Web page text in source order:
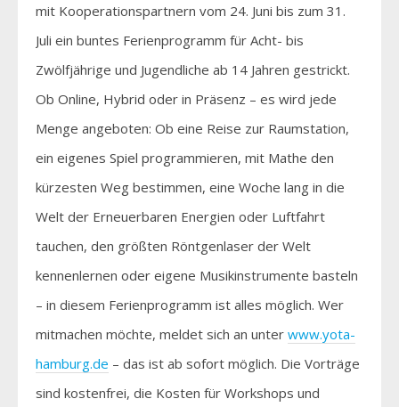
mit Kooperationspartnern vom 24. Juni bis zum 31.
Juli ein buntes Ferienprogramm für Acht- bis
Zwölfjährige und Jugendliche ab 14 Jahren gestrickt.
Ob Online, Hybrid oder in Präsenz – es wird jede
Menge angeboten: Ob eine Reise zur Raumstation,
ein eigenes Spiel programmieren, mit Mathe den
kürzesten Weg bestimmen, eine Woche lang in die
Welt der Erneuerbaren Energien oder Luftfahrt
tauchen, den größten Röntgenlaser der Welt
kennenlernen oder eigene Musikinstrumente basteln
– in diesem Ferienprogramm ist alles möglich. Wer
mitmachen möchte, meldet sich an unter www.yota-
hamburg.de – das ist ab sofort möglich. Die Vorträge
sind kostenfrei, die Kosten für Workshops und